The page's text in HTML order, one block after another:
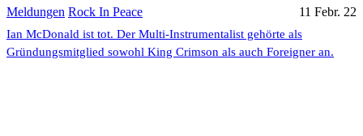
Meldungen Rock In Peace 11 Febr. 22
Ian McDonald ist tot. Der Multi-Instrumentalist gehörte als
Gründungsmitglied sowohl King Crimson als auch Foreigner an.